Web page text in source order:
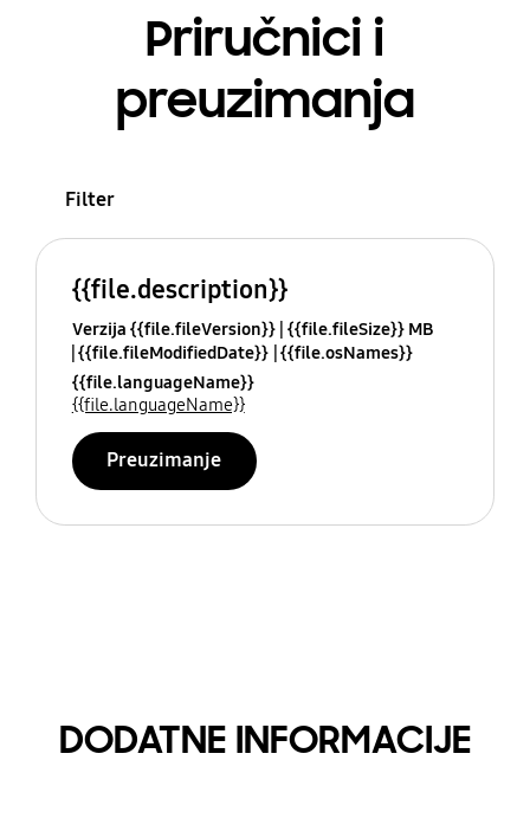
Priručnici i
preuzimanja
Filter
{{file.description}}
Verzija {{file.fileVersion}} {{file.fileSize}} MB
{{file.fileModifiedDate}} {{file.osNames}}
{{file.languageName}}
{{file.languageName}}
Preuzimanje
DODATNE INFORMACIJE